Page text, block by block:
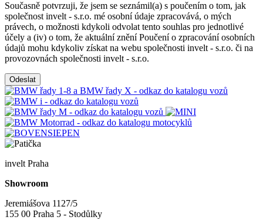
Současně potvrzuji, že jsem se seznámil(a) s poučením o tom, jak
společnost invelt - s.r.o. mé osobní údaje zpracovává, o mých
právech, o možnosti kdykoli odvolat tento souhlas pro jednotlivé
účely a (iv) o tom, že aktuální znění Poučení o zpracování osobních
údajů mohu kdykoliv získat na webu společnosti invelt - s.r.o. či na
provozovnách společnosti invelt - s.r.o.
Odeslat
invelt Praha
Showroom
Jeremiášova 1127/5
155 00 Praha 5 - Stodůlky